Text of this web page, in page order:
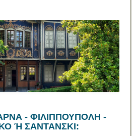
- ΦΙΛΙΠΠΟΥΠΟΛΗ -
Ή ΣΑΝΤΑΝΣΚΙ: